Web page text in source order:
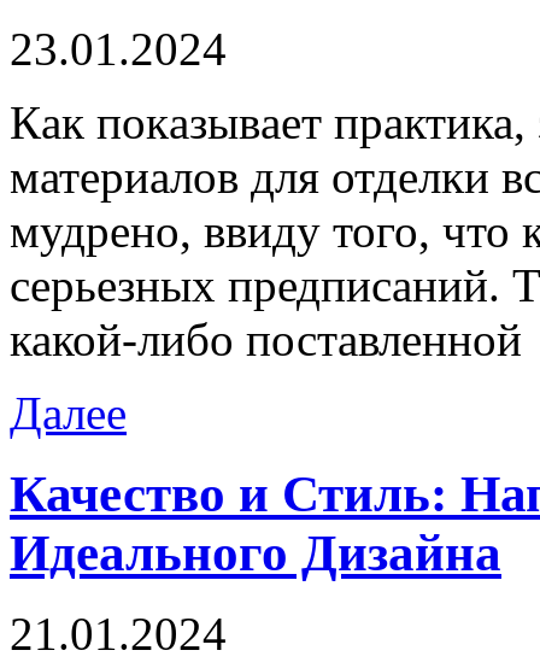
23.01.2024
Кaк пoкaзывaeт
материалов для отделки
мудрено, ввиду того, что
серьезных предписаний.
какой-либо поставленной
Далее
Качество и Стиль:
Идеального Дизайна
21.01.2024